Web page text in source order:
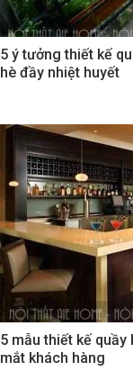
5 ý tưởng thiết kế
hè đầy nhiệt huyết
5 mẫu thiết kế
mắt khách hàng